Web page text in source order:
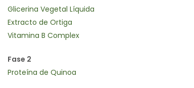
Glicerina Vegetal Líquida
Extracto de Ortiga
Vitamina B Complex
Fase 2
Proteína de Quinoa